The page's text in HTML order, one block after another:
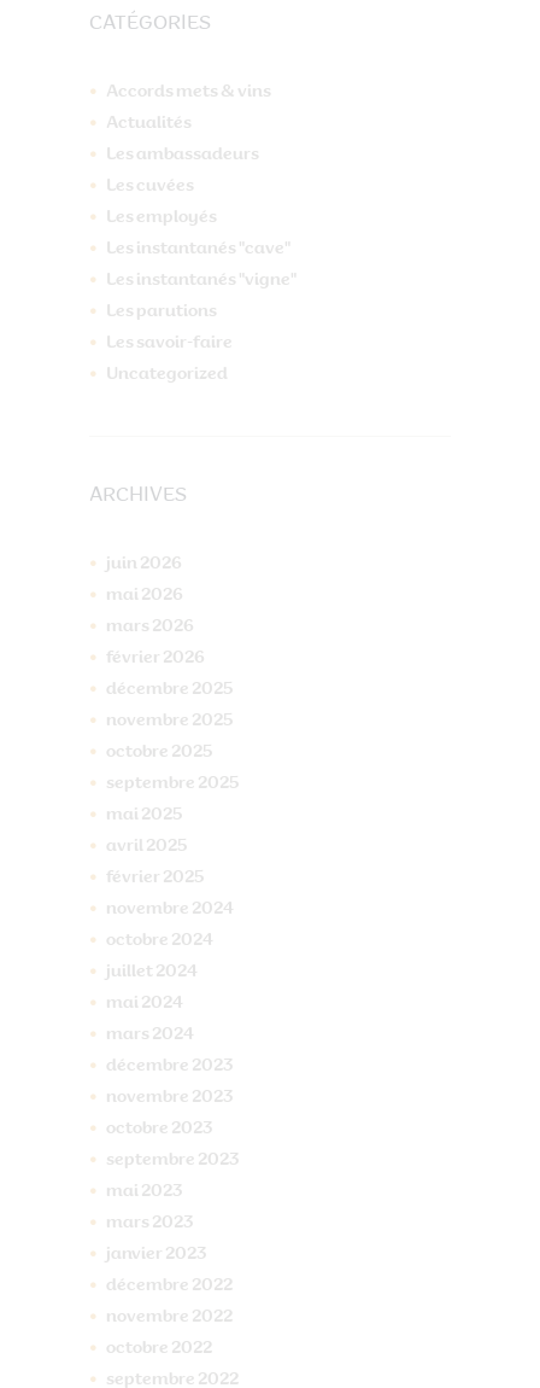
CATÉGORIES
Accords mets & vins
Actualités
Les ambassadeurs
Les cuvées
Les employés
Les instantanés "cave"
Les instantanés "vigne"
Les parutions
Les savoir-faire
Uncategorized
ARCHIVES
juin 2026
mai 2026
mars 2026
février 2026
décembre 2025
novembre 2025
octobre 2025
septembre 2025
mai 2025
avril 2025
février 2025
novembre 2024
octobre 2024
juillet 2024
mai 2024
mars 2024
décembre 2023
novembre 2023
octobre 2023
septembre 2023
mai 2023
mars 2023
janvier 2023
décembre 2022
novembre 2022
octobre 2022
septembre 2022